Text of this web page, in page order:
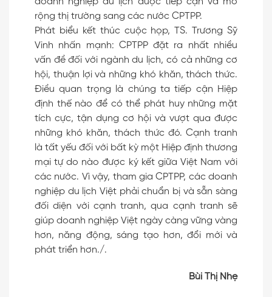
rộng thị trường sang các nước CPTPP.
Phát biểu kết thúc cuộc họp, TS. Trương Sỹ
Vinh nhấn mạnh: CPTPP đặt ra nhất nhiều
vấn đề đối với ngành du lịch, có cả những cơ
hội, thuận lợi và những khó khăn, thách thức.
Điều quan trọng là chúng ta tiếp cận Hiệp
định thế nào để có thể phát huy những mặt
tích cực, tận dụng cơ hội và vượt qua được
những khó khăn, thách thức đó. Cạnh tranh
là tất yếu đối với bất kỳ một Hiệp định thương
mại tự do nào được ký kết giữa Việt Nam với
các nước. Vì vậy, tham gia CPTPP, các doanh
nghiệp du lịch Việt phải chuẩn bị và sẵn sàng
đối diện với cạnh tranh, qua cạnh tranh sẽ
giúp doanh nghiệp Việt ngày càng vững vàng
hơn, năng động, sáng tạo hơn, đổi mới và
phát triển hơn./.
Bùi Thị Nhẹ